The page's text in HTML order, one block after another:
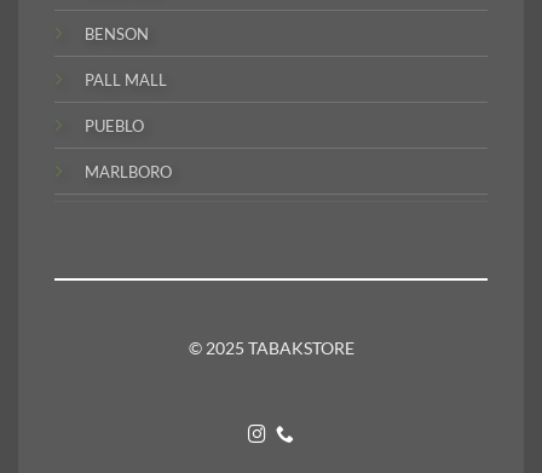
BENSON
PALL MALL
PUEBLO
MARLBORO
© 2025 TABAKSTORE